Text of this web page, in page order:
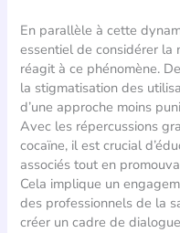
En parallèle à cette
essentiel de considérer la
réagit à ce phénomène.
la stigmatisation des
d’une approche moins
Avec les répercussions
cocaïne, il est crucial
associés tout en
Cela implique un
des professionnels de la
créer un cadre de